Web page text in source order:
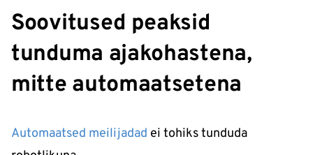
Soovitused peaksid
tunduma ajakohastena,
mitte automaatsetena
Automaatsed meilijadad ei tohiks tunduda